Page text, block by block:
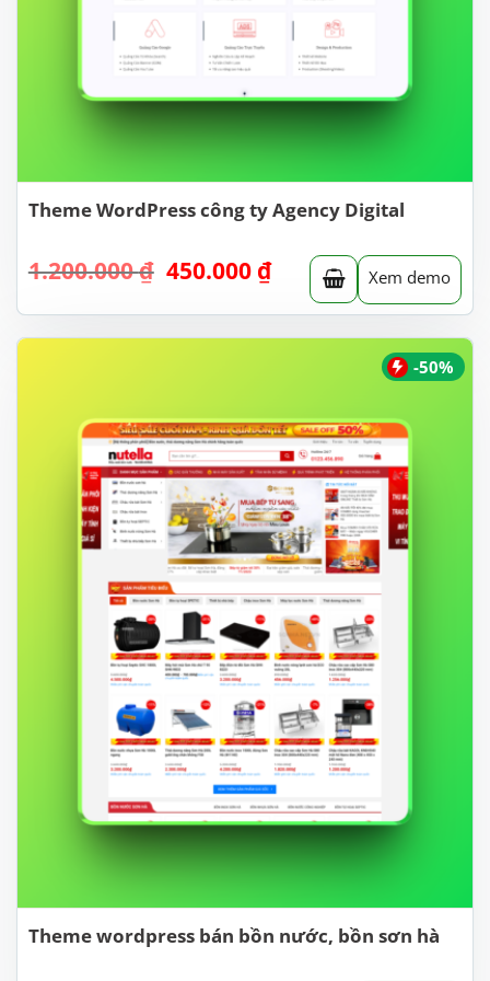
Theme WordPress công ty Agency Digital
1.200.000₫ Giá
là:
1.200.000 ₫.
450.000 ₫Giá
hiện
tại
là:
Xem demo
-50%
Theme wordpress bán bồn nước, bồn sơn hà